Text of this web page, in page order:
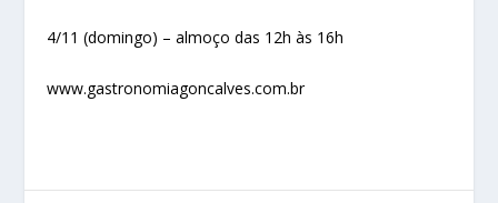
4/11 (domingo) – almoço das 12h às 16h
www.gastronomiagoncalves.com.br